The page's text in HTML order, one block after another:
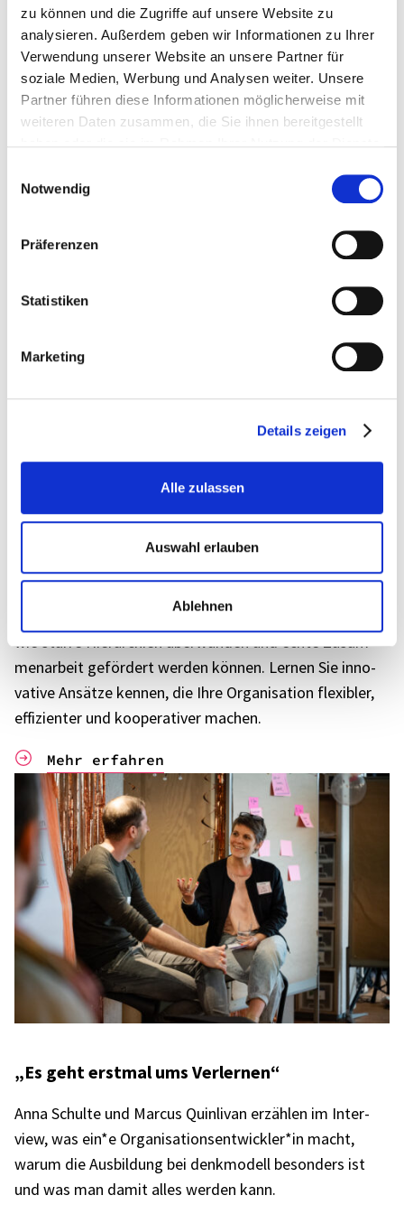
zu können und die Zugriffe auf unsere Website zu
analysieren. Außerdem geben wir Informationen zu Ihrer
Verwendung unserer Website an unsere Partner für
soziale Medien, Werbung und Analysen weiter. Unsere
Partner führen diese Informationen möglicherweise mit
weiteren Daten zusammen, die Sie ihnen bereitgestellt
Notwendig
Präferenzen
Statistiken
Marketing
Details zeigen
Alle zulassen
Auswahl erlauben
Ablehnen
up.
Mehr erfahren
Teil 2: Neue Wege der Arbeits­tei­lung – So
verhin­dern Sie Silos in Ihrer Orga­ni­sa­tion
Silo-Denken ist kein indi­vi­du­el­les Problem, sondern das
diese aufbre­chen? Agile Orga­ni­sa­ti­ons­mo­delle zeigen,
wie starre Hier­ar­chien über­wun­den und echte Zusam­
men­ar­beit geför­dert werden können. Lernen Sie inno­
va­tive Ansätze kennen, die Ihre Orga­ni­sa­tion flexi­bler,
effi­zi­en­ter und koope­ra­ti­ver machen.
Mehr erfahren
„Es geht erst­mal ums Verler­nen“
Anna Schulte und Marcus Quin­li­van erzäh­len im Inter­
view, was ein*e Organisationsentwickler*in macht,
warum die Ausbil­dung bei denk­mo­dell beson­ders ist
und was man damit alles werden kann.